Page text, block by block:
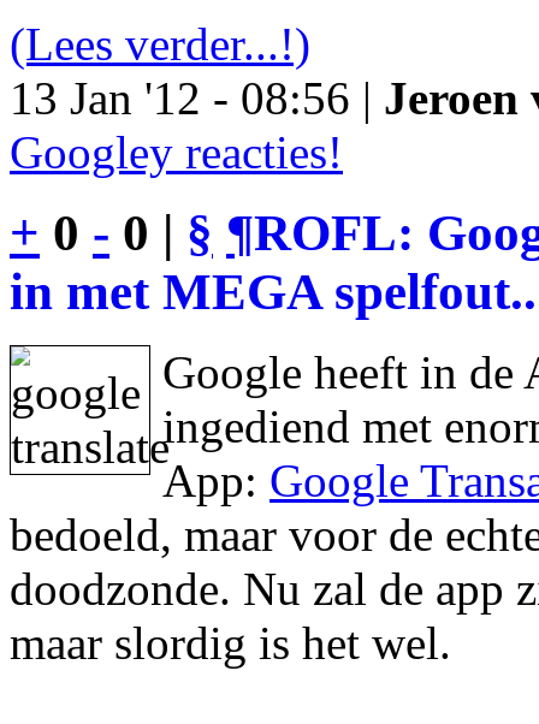
(Lees verder...!)
13 Jan '12 - 08:56 | Jeroen
Googley reacties!
+ 0 - 0 | § ¶ROFL:
in met MEGA
Google heeft in de
ingediend met
App: Google
bedoeld, maar voor de
doodzonde. Nu zal de app
maar slordig is het wel.